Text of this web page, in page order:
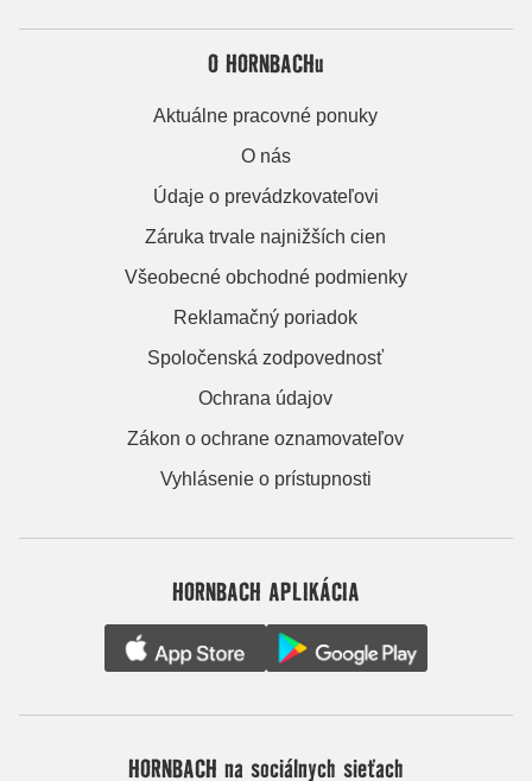
O HORNBACHu
Aktuálne pracovné ponuky
O nás
Údaje o prevádzkovateľovi
Záruka trvale najnižších cien
Všeobecné obchodné podmienky
Reklamačný poriadok
Spoločenská zodpovednosť
Ochrana údajov
Zákon o ochrane oznamovateľov
Vyhlásenie o prístupnosti
HORNBACH APLIKÁCIA
HORNBACH na sociálnych sieťach